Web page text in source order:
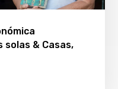
& Casas,